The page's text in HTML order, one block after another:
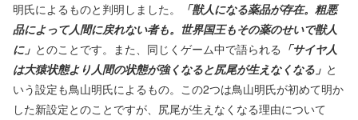
明氏によるものと判明しました。
「獣人になる薬品が存在。粗悪
品によって人間に戻れない者も。世界国王もその薬のせいで獣人
に」 とのことです。また、同じくゲーム中で語られる 「サイヤ人
は大猿状態より人間の状態が強くなると尻尾が生えなくなる」 と
いう設定も鳥山明氏によるもの。この2つは鳥山明氏が初めて明か
した新設定とのことですが、尻尾が生えなくなる理由について